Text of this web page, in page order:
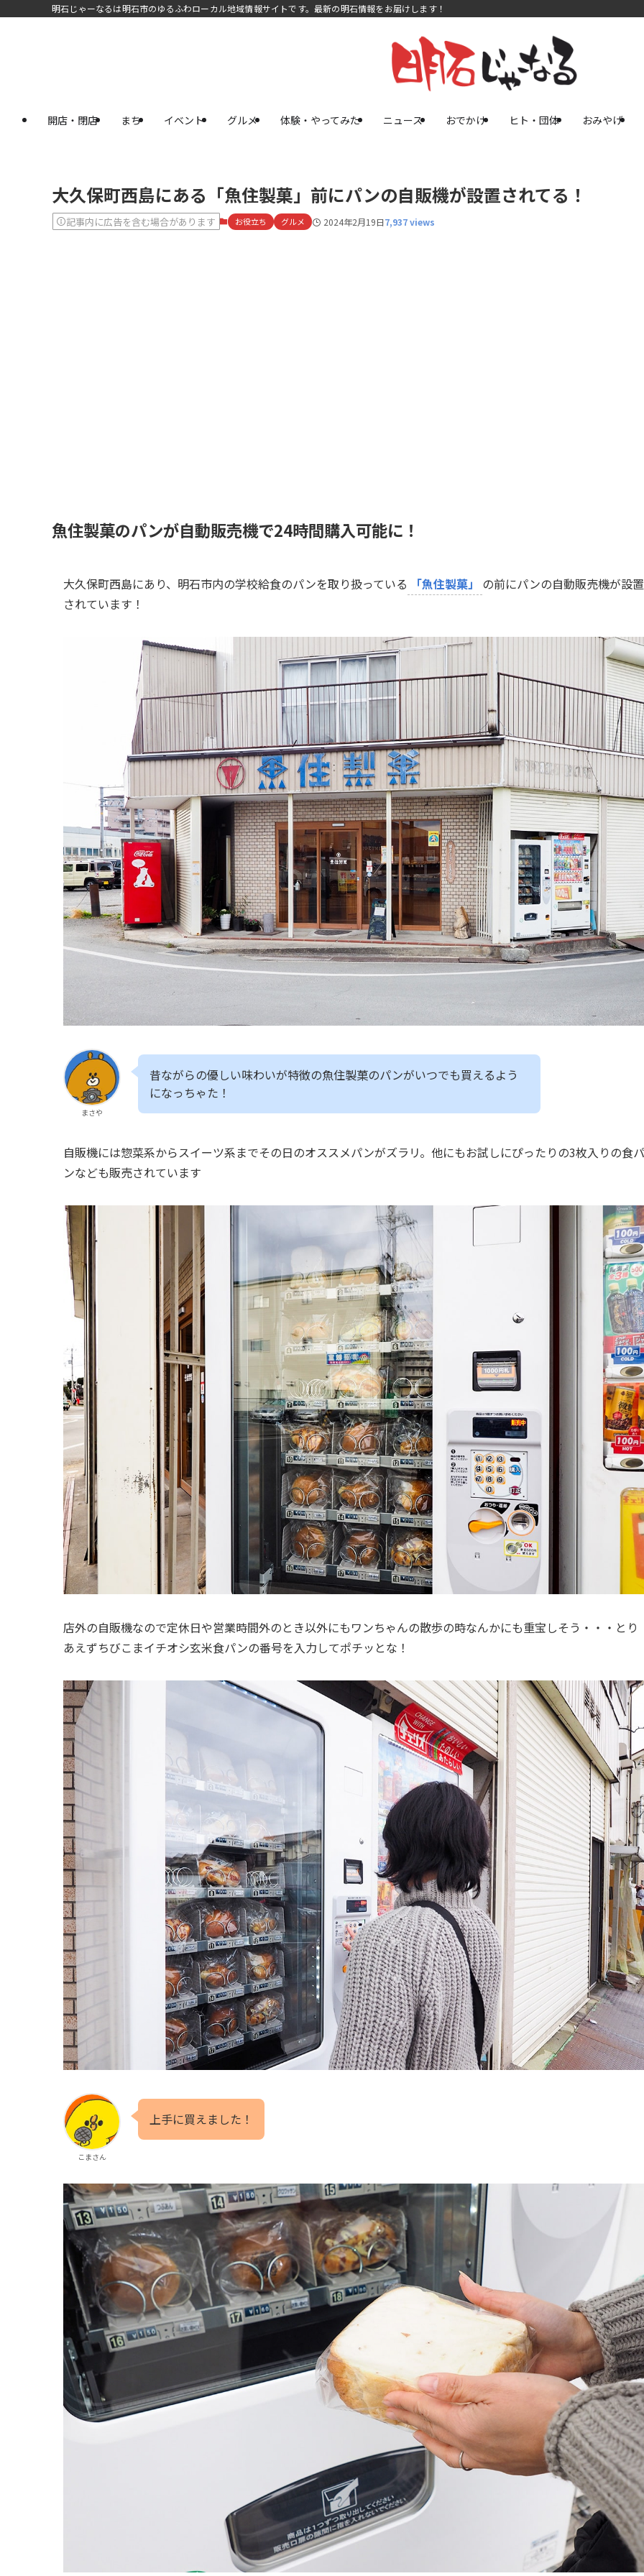
明石じゃーなるは明石市のゆるふわローカル地域情報サイトです。最新の明石情報をお届けします！
開店・閉店 まち イベント グルメ 体験・やってみた ニュース おでかけ ヒト・団体 おみやげ
大久保町西島にある「魚住製菓」前にパンの自販機が設置されてる！
記事内に広告を含む場合があります お役立ち グルメ 2024年2月19日7,937 views
魚住製菓のパンが自動販売機で24時間購入可能に！
大久保町西島にあり、明石市内の学校給食のパンを取り扱っている 「魚住製菓」
の前にパンの自動販売機が設置
されています！
まさや
昔ながらの優しい味わいが特徴の魚住製菓のパンがいつでも買えるよう
になっちゃた！
自販機には惣菜系からスイーツ系までその日のオススメパンがズラリ。他にもお試しにぴったりの3枚入りの食パ
ンなども販売されています
店外の自販機なので定休日や営業時間外のとき以外にもワンちゃんの散歩の時なんかにも重宝しそう・・・とり
あえずちびこまイチオシ玄米食パンの番号を入力してポチッとな！
こまさん
上手に買えました！